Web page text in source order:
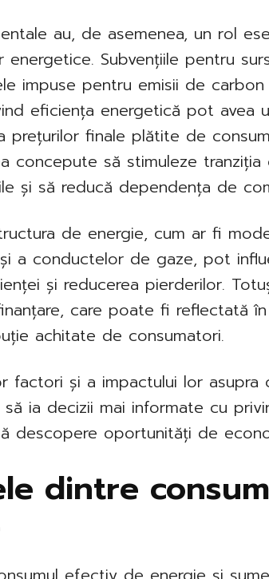
au, de asemenea, un rol
energetice. Subvențiile pentru
impuse pentru emisii de carbon
eficiența energetică pot avea
prețurilor finale plătite de
concepute să stimuleze
și să reducă dependența de
de energie, cum ar fi
a conductelor de gaze, pot
și reducerea pierderilor.
care poate fi reflectată
achitate de consumatori.
factori și a impactului lor
ia decizii mai informate cu
descopere oportunități de
dintre